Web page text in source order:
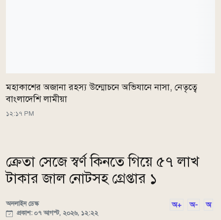
মহাকাশের অজানা রহস্য উন্মোচনে অভিযানে নাসা, নেতৃত্বে
বাংলাদেশি লামীয়া
১২:১৭ PM
ক্রেতা সেজে স্বর্ণ কিনতে গিয়ে ৫৭ লাখ
টাকার জাল নোটসহ গ্রেপ্তার ১
অনলাইন ডেস্ক
প্রকাশ: ০৭ আগস্ট, ২০২৬, ১২:২২
অ+ অ- অ